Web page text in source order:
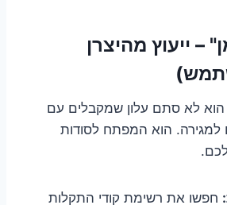
– ייעוץ מהיצרן
לא סתם עלון שמקבלים עם
למגירה. הוא המפתח לסודות
חפשו את רשימת קודי התקלות